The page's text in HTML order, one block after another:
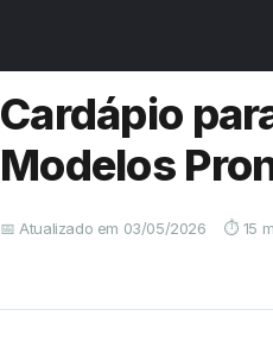
Cardápio
Modelos
📅 Atualizado em 03/05/2026 ⏱️ 15